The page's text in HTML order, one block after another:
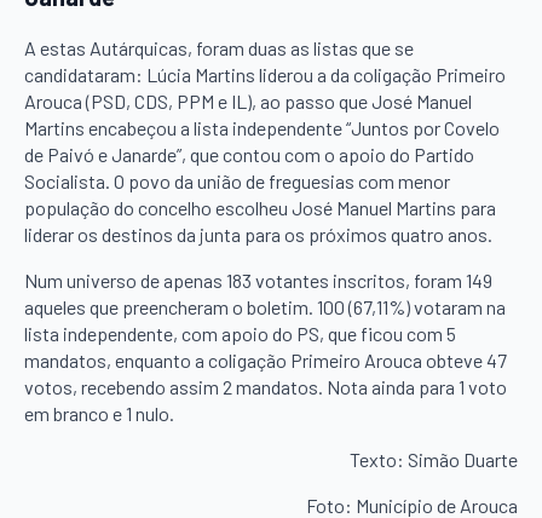
A estas Autárquicas, foram duas as listas que se
candidataram: Lúcia Martins liderou a da coligação Primeiro
Arouca (PSD, CDS, PPM e IL), ao passo que José Manuel
Martins encabeçou a lista independente “Juntos por Covelo
de Paivó e Janarde”, que contou com o apoio do Partido
Socialista. O povo da união de freguesias com menor
população do concelho escolheu José Manuel Martins para
liderar os destinos da junta para os próximos quatro anos.
Num universo de apenas 183 votantes inscritos, foram 149
aqueles que preencheram o boletim. 100 (67,11%) votaram na
lista independente, com apoio do PS, que ficou com 5
mandatos, enquanto a coligação Primeiro Arouca obteve 47
votos, recebendo assim 2 mandatos. Nota ainda para 1 voto
em branco e 1 nulo.
Texto: Simão Duarte
Foto: Município de Arouca